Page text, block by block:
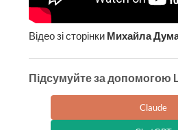
Відео зі сторінки Михайла
Підсумуйте за допомогою
Claude